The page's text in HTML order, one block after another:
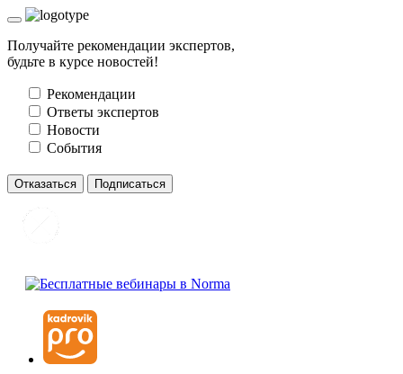
Получайте рекомендации экспертов,
будьте в курсе новостей!
Рекомендации
Ответы экспертов
Новости
События
Отказаться Подписаться